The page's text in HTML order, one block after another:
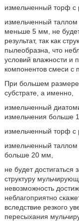
измельченный торф
измельченный
меньше 5 мм, не будет
результат, так как
пылеобразна, что
условий влажности и
компонентов смеси с
При большем размере
субстрате, а именно,
измельченный
измельчения больше
измельченный торф
измельченный
больше 20 мм,
не будет достигаться
структуру
невозможность
неблагоприятно
вследствие резкого
пересыхания